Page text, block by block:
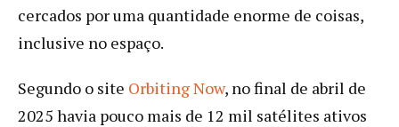
cercados por uma quantidade enorme de coisas,
inclusive no espaço.
Segundo o site Orbiting Now, no final de abril de
2025 havia pouco mais de 12 mil satélites ativos